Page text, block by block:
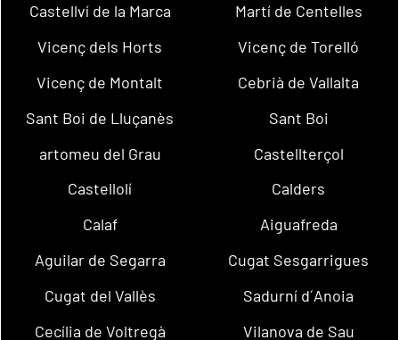
Castellví de la Marca
Martí de Centelles
Vicenç dels Horts
Vicenç de Torelló
Vicenç de Montalt
Cebrià de Vallalta
Sant Boi de Lluçanès
Sant Boi
artomeu del Grau
Castellterçol
Castellolí
Calders
Calaf
Aiguafreda
Aguilar de Segarra
Cugat Sesgarrigues
Cugat del Vallès
Sadurní d´Anoia
Cecília de Voltregà
Vilanova de Sau